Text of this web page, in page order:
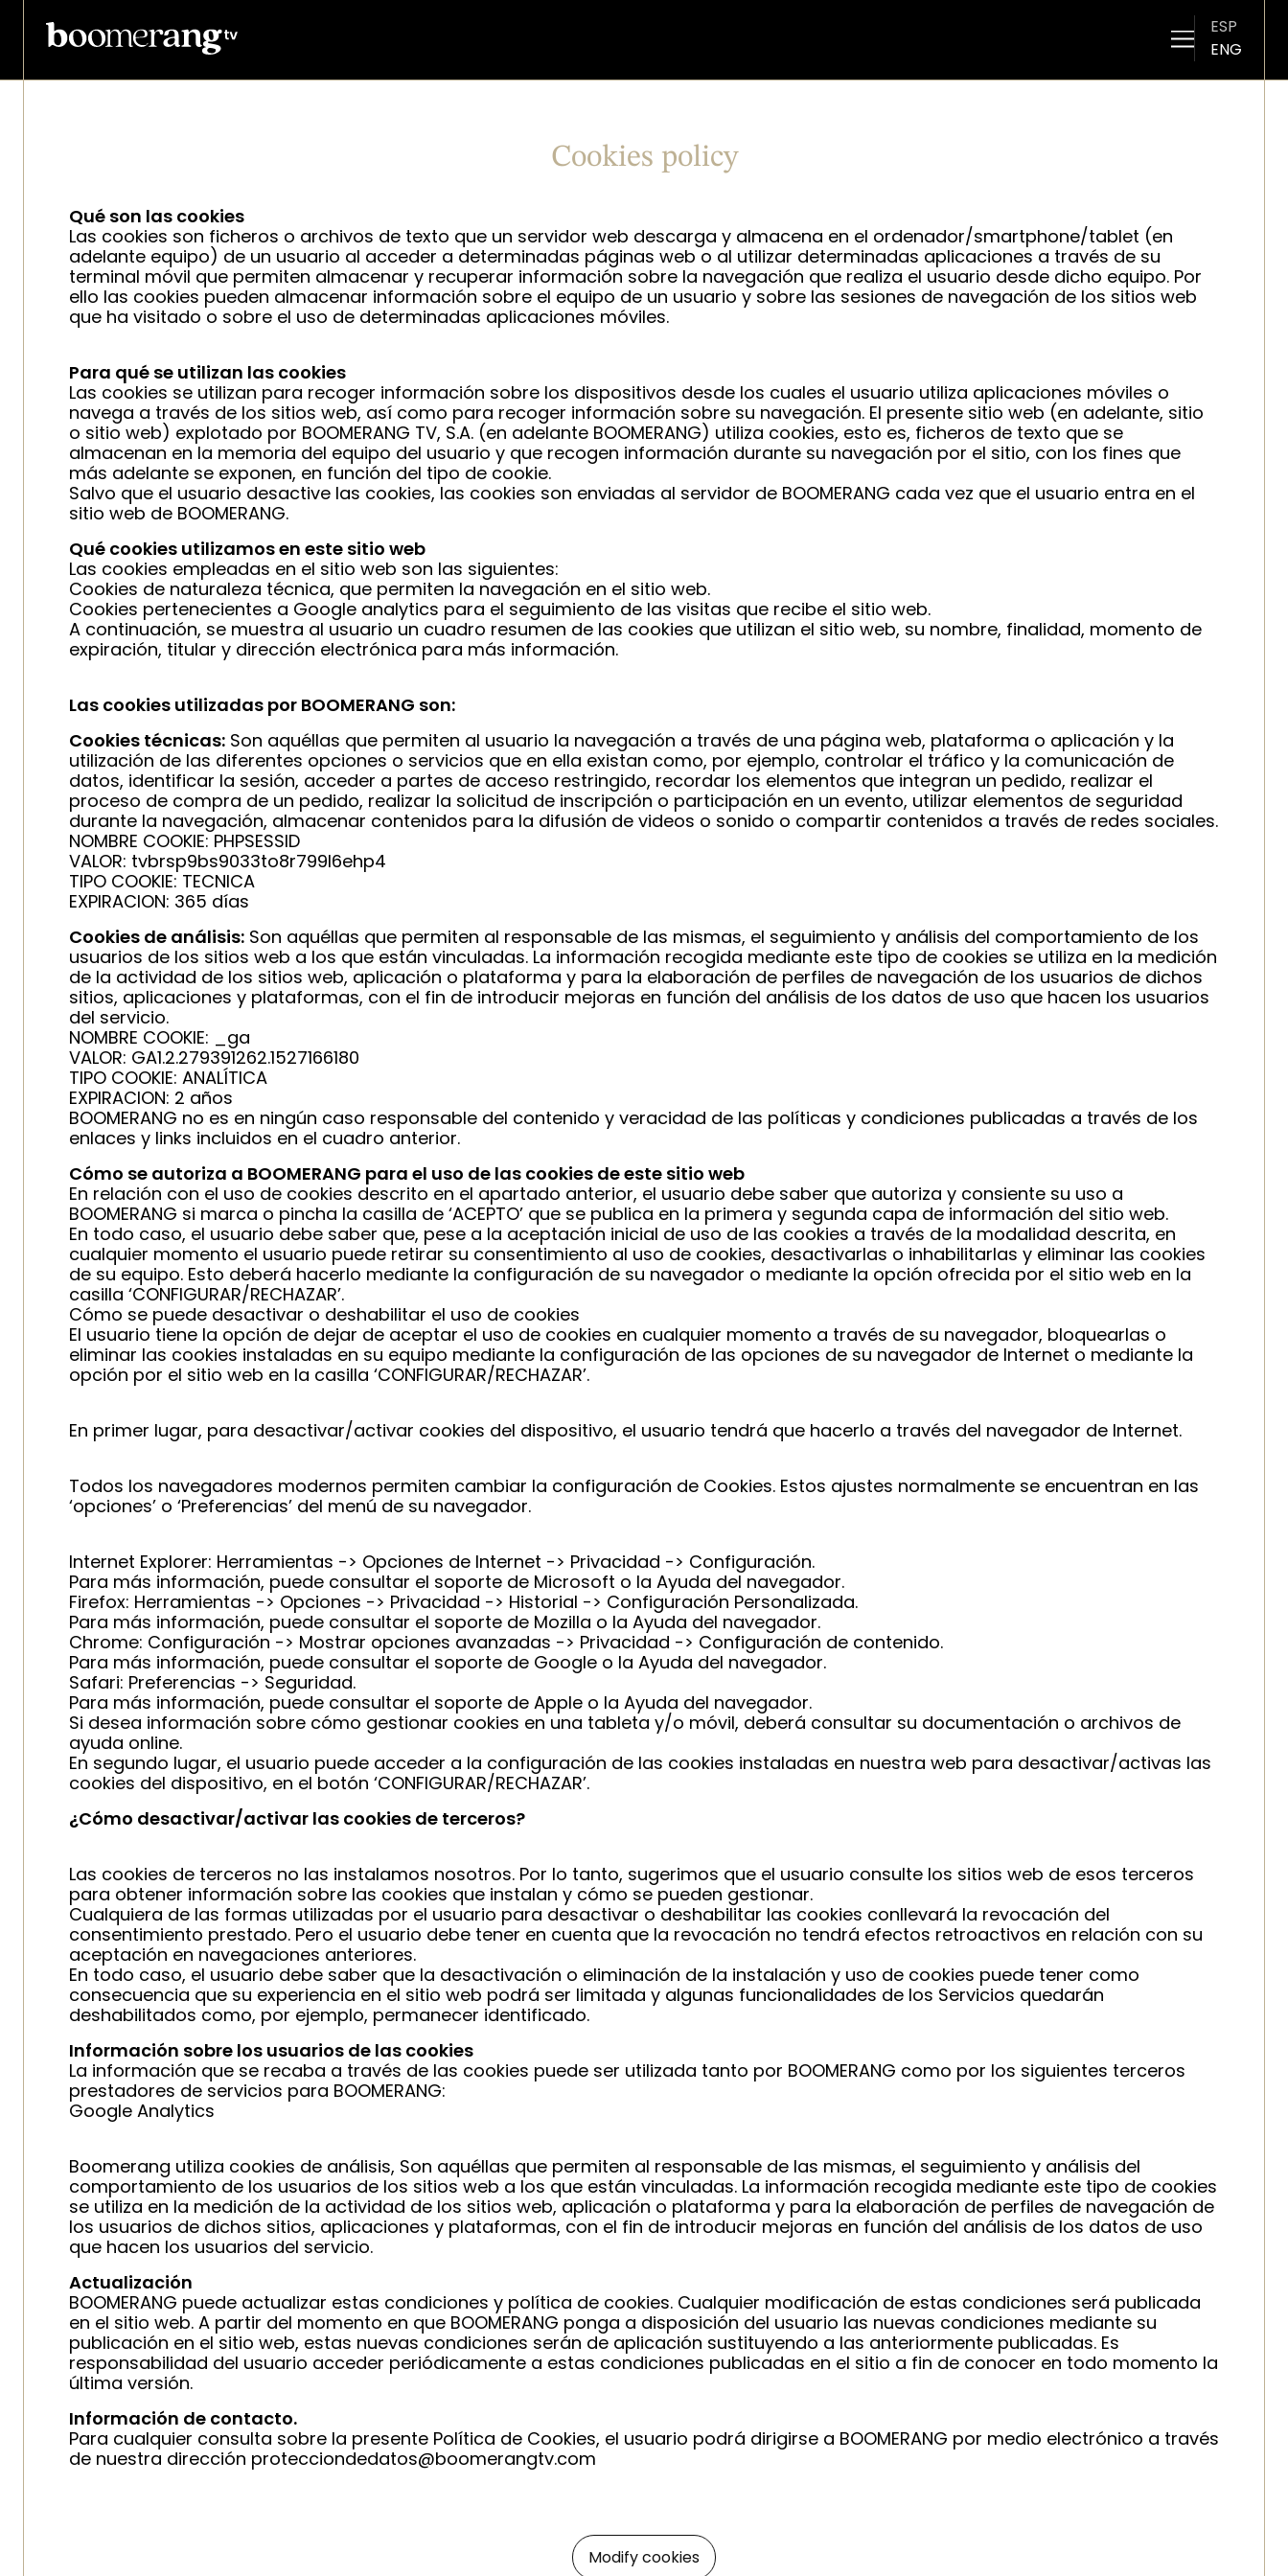
ESP
ENG
Cookies policy
Qué son las cookies
Las cookies son ficheros o archivos de texto que un servidor web descarga y almacena en el ordenador/smartphone/tablet (en
adelante equipo) de un usuario al acceder a determinadas páginas web o al utilizar determinadas aplicaciones a través de su
terminal móvil que permiten almacenar y recuperar información sobre la navegación que realiza el usuario desde dicho equipo. Por
ello las cookies pueden almacenar información sobre el equipo de un usuario y sobre las sesiones de navegación de los sitios web
que ha visitado o sobre el uso de determinadas aplicaciones móviles.
Para qué se utilizan las cookies
Las cookies se utilizan para recoger información sobre los dispositivos desde los cuales el usuario utiliza aplicaciones móviles o
navega a través de los sitios web, así como para recoger información sobre su navegación. El presente sitio web (en adelante, sitio
o sitio web) explotado por BOOMERANG TV, S.A. (en adelante BOOMERANG) utiliza cookies, esto es, ficheros de texto que se
almacenan en la memoria del equipo del usuario y que recogen información durante su navegación por el sitio, con los fines que
más adelante se exponen, en función del tipo de cookie.
Salvo que el usuario desactive las cookies, las cookies son enviadas al servidor de BOOMERANG cada vez que el usuario entra en el
sitio web de BOOMERANG.
Qué cookies utilizamos en este sitio web
Las cookies empleadas en el sitio web son las siguientes:
Cookies de naturaleza técnica, que permiten la navegación en el sitio web.
Cookies pertenecientes a Google analytics para el seguimiento de las visitas que recibe el sitio web.
A continuación, se muestra al usuario un cuadro resumen de las cookies que utilizan el sitio web, su nombre, finalidad, momento de
expiración, titular y dirección electrónica para más información.
Las cookies utilizadas por BOOMERANG son:
Cookies técnicas: Son aquéllas que permiten al usuario la navegación a través de una página web, plataforma o aplicación y la
utilización de las diferentes opciones o servicios que en ella existan como, por ejemplo, controlar el tráfico y la comunicación de
datos, identificar la sesión, acceder a partes de acceso restringido, recordar los elementos que integran un pedido, realizar el
proceso de compra de un pedido, realizar la solicitud de inscripción o participación en un evento, utilizar elementos de seguridad
durante la navegación, almacenar contenidos para la difusión de videos o sonido o compartir contenidos a través de redes sociales.
NOMBRE COOKIE: PHPSESSID
VALOR: tvbrsp9bs9033to8r799l6ehp4
TIPO COOKIE: TECNICA
EXPIRACION: 365 días
Cookies de análisis: Son aquéllas que permiten al responsable de las mismas, el seguimiento y análisis del comportamiento de los
usuarios de los sitios web a los que están vinculadas. La información recogida mediante este tipo de cookies se utiliza en la medición
de la actividad de los sitios web, aplicación o plataforma y para la elaboración de perfiles de navegación de los usuarios de dichos
sitios, aplicaciones y plataformas, con el fin de introducir mejoras en función del análisis de los datos de uso que hacen los usuarios
del servicio.
NOMBRE COOKIE: _ga
VALOR: GA1.2.279391262.1527166180
TIPO COOKIE: ANALÍTICA
EXPIRACION: 2 años
BOOMERANG no es en ningún caso responsable del contenido y veracidad de las políticas y condiciones publicadas a través de los
enlaces y links incluidos en el cuadro anterior.
Cómo se autoriza a BOOMERANG para el uso de las cookies de este sitio web
En relación con el uso de cookies descrito en el apartado anterior, el usuario debe saber que autoriza y consiente su uso a
BOOMERANG si marca o pincha la casilla de ‘ACEPTO’ que se publica en la primera y segunda capa de información del sitio web.
En todo caso, el usuario debe saber que, pese a la aceptación inicial de uso de las cookies a través de la modalidad descrita, en
cualquier momento el usuario puede retirar su consentimiento al uso de cookies, desactivarlas o inhabilitarlas y eliminar las cookies
de su equipo. Esto deberá hacerlo mediante la configuración de su navegador o mediante la opción ofrecida por el sitio web en la
casilla ‘CONFIGURAR/RECHAZAR’.
Cómo se puede desactivar o deshabilitar el uso de cookies
El usuario tiene la opción de dejar de aceptar el uso de cookies en cualquier momento a través de su navegador, bloquearlas o
eliminar las cookies instaladas en su equipo mediante la configuración de las opciones de su navegador de Internet o mediante la
opción por el sitio web en la casilla ‘CONFIGURAR/RECHAZAR’.
En primer lugar, para desactivar/activar cookies del dispositivo, el usuario tendrá que hacerlo a través del navegador de Internet.
Todos los navegadores modernos permiten cambiar la configuración de Cookies. Estos ajustes normalmente se encuentran en las
‘opciones’ o ‘Preferencias’ del menú de su navegador.
Internet Explorer: Herramientas -> Opciones de Internet -> Privacidad -> Configuración.
Para más información, puede consultar el soporte de Microsoft o la Ayuda del navegador.
Firefox: Herramientas -> Opciones -> Privacidad -> Historial -> Configuración Personalizada.
Para más información, puede consultar el soporte de Mozilla o la Ayuda del navegador.
Chrome: Configuración -> Mostrar opciones avanzadas -> Privacidad -> Configuración de contenido.
Para más información, puede consultar el soporte de Google o la Ayuda del navegador.
Safari: Preferencias -> Seguridad.
Para más información, puede consultar el soporte de Apple o la Ayuda del navegador.
Si desea información sobre cómo gestionar cookies en una tableta y/o móvil, deberá consultar su documentación o archivos de
ayuda online.
En segundo lugar, el usuario puede acceder a la configuración de las cookies instaladas en nuestra web para desactivar/activas las
cookies del dispositivo, en el botón ‘CONFIGURAR/RECHAZAR’.
¿Cómo desactivar/activar las cookies de terceros?
Las cookies de terceros no las instalamos nosotros. Por lo tanto, sugerimos que el usuario consulte los sitios web de esos terceros
para obtener información sobre las cookies que instalan y cómo se pueden gestionar.
Cualquiera de las formas utilizadas por el usuario para desactivar o deshabilitar las cookies conllevará la revocación del
consentimiento prestado. Pero el usuario debe tener en cuenta que la revocación no tendrá efectos retroactivos en relación con su
aceptación en navegaciones anteriores.
En todo caso, el usuario debe saber que la desactivación o eliminación de la instalación y uso de cookies puede tener como
consecuencia que su experiencia en el sitio web podrá ser limitada y algunas funcionalidades de los Servicios quedarán
deshabilitados como, por ejemplo, permanecer identificado.
Información sobre los usuarios de las cookies
La información que se recaba a través de las cookies puede ser utilizada tanto por BOOMERANG como por los siguientes terceros
prestadores de servicios para BOOMERANG:
Google Analytics
Boomerang utiliza cookies de análisis, Son aquéllas que permiten al responsable de las mismas, el seguimiento y análisis del
comportamiento de los usuarios de los sitios web a los que están vinculadas. La información recogida mediante este tipo de cookies
se utiliza en la medición de la actividad de los sitios web, aplicación o plataforma y para la elaboración de perfiles de navegación de
los usuarios de dichos sitios, aplicaciones y plataformas, con el fin de introducir mejoras en función del análisis de los datos de uso
que hacen los usuarios del servicio.
Actualización
BOOMERANG puede actualizar estas condiciones y política de cookies. Cualquier modificación de estas condiciones será publicada
en el sitio web. A partir del momento en que BOOMERANG ponga a disposición del usuario las nuevas condiciones mediante su
publicación en el sitio web, estas nuevas condiciones serán de aplicación sustituyendo a las anteriormente publicadas. Es
responsabilidad del usuario acceder periódicamente a estas condiciones publicadas en el sitio a fin de conocer en todo momento la
última versión.
Información de contacto.
Para cualquier consulta sobre la presente Política de Cookies, el usuario podrá dirigirse a BOOMERANG por medio electrónico a través
de nuestra dirección protecciondedatos@boomerangtv.com
Modify cookies